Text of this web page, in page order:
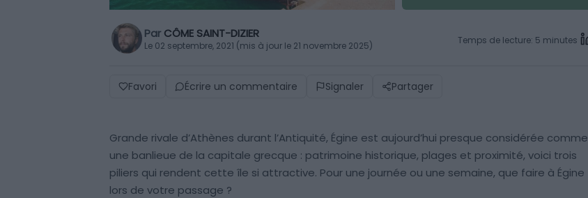
Par CÔME SAINT-DIZIER
Le 02 septembre, 2021 (mis à jour le 21 novembre 2025) Temps de lecture: 5 minutes
Favori Écrire un commentaire Signaler Partager
Grande rivale d’Athènes durant l’Antiquité, Égine est aujourd’hui presque considérée comme
une banlieue de la capitale grecque : patrimoine historique, plages et proximité, voici trois
piliers qui rendent cette île si attractive. Pour une journée ou une semaine, que faire à Égine
lors de votre passage ?